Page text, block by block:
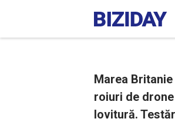
Marea
roiuri de
lovitură.